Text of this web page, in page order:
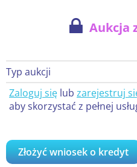
Aukcja
Typ aukcji
Zaloguj się lub zarejestruj
aby skorzystać z pełnej
Złożyć wniosek o kredyt